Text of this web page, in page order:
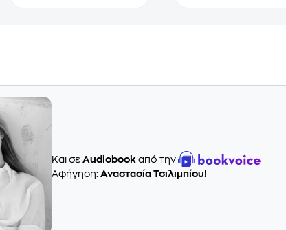
Και σε Audiobook από την
Aφήγηση: Αναστασία Τσιλιμπίου!